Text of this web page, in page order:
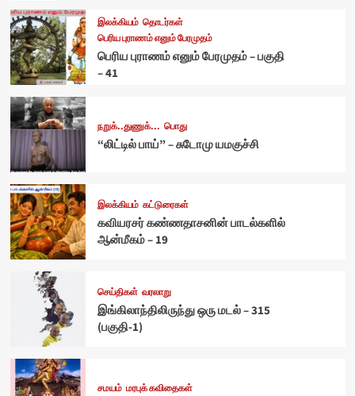
இலக்கியம் தொடர்கள்
பெரிய புராணம் எனும் பேரமுதம்
பெரிய புராணம் எனும் பேரமுதம் – பகுதி
– 41
நறுக்..துணுக்... பொது
“லிட்டில் பாய்” – சுடோமு யமகுச்சி
இலக்கியம் கட்டுரைகள்
கவியரசர் கண்ணதாசனின் பாடல்களில்
ஆன்மீகம் – 19
செய்திகள் வரலாறு
இங்கிலாந்திலிருந்து ஒரு மடல் – 315
(பகுதி-1)
சமயம் மரபுக் கவிதைகள்